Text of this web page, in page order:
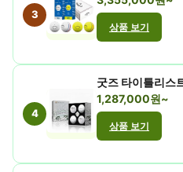
3
상품 보기
4
굿즈 타이틀리스
1,287,000원~
상품 보기